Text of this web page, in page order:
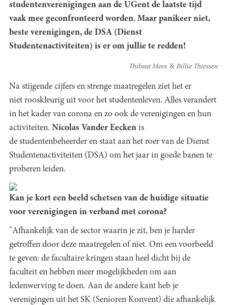
studentenverenigingen aan de UGent de laatste tijd
vaak mee geconfronteerd worden. Maar panikeer niet,
beste verenigingen, de DSA (Dienst
Studentenactiviteiten) is er om jullie te redden!
Thibaut Mees Billie Thiessen
Na stijgende cijfers en strenge maatregelen ziet het er
niet rooskleurig uit voor het studentenleven. Alles verandert
in het kader van corona en zo ook de verenigingen en hun
activiteiten. Nicolas Vander Eecken is
de studentenbeheerder en staat aan het roer van de Dienst
Studentenactiviteiten (DSA) om het jaar in goede banen te
proberen leiden.
Kan je kort een beeld schetsen van de huidige situatie
voor verenigingen in verband met corona?
"Afhankelijk van de sector waarin je zit, ben je harder
getroffen door deze maatregelen of niet. Om een voorbeeld
te geven: de facultaire kringen staan heel dicht bij de
faculteit en hebben meer mogelijkheden om aan
ledenwerving te doen. Aan de andere kant heb je
verenigingen uit het SK (Senioren Konvent) die afhankelijk